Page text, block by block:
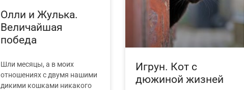
Олли и Жулька.
Величайшая
победа
Шли месяцы, а в моих
отношениях с двумя нашими
дикими кошками никакого
Игрун. Кот с
дюжиной жизней